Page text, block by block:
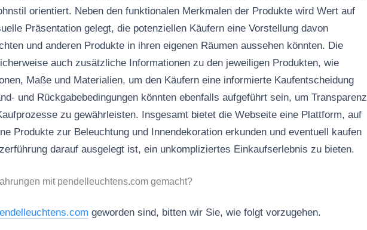
orientiert. Neben den funktionalen Merkmalen der Produkte wird Wert auf
Präsentation gelegt, die potenziellen Käufern eine Vorstellung davon
und anderen Produkte in ihren eigenen Räumen aussehen könnten. Die
auch zusätzliche Informationen zu den jeweiligen Produkten, wie
Maße und Materialien, um den Käufern eine informierte Kaufentscheidung
und Rückgabebedingungen könnten ebenfalls aufgeführt sein, um Transparenz
zu gewährleisten. Insgesamt bietet die Webseite eine Plattform, auf
Produkte zur Beleuchtung und Innendekoration erkunden und eventuell kaufen
darauf ausgelegt ist, ein unkompliziertes Einkaufserlebnis zu bieten.
mit pendelleuchtens.com gemacht?
geworden sind, bitten wir Sie, wie folgt vorzugehen.